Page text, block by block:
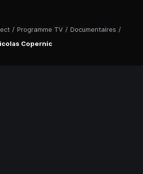
/ Programme TV / Documentaires /
Copernic